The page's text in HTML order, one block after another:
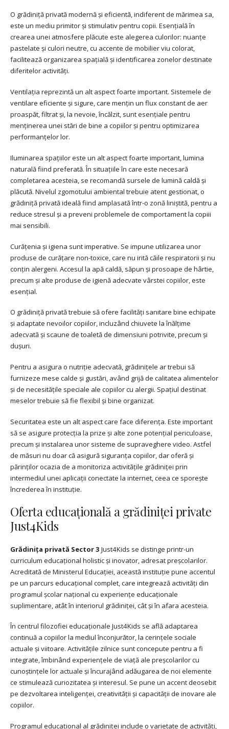
O grădiniță privată modernă și eficientă, indiferent de mărimea sa,
este un mediu primitor și stimulativ pentru copii. Esențială în
crearea unei atmosfere plăcute este alegerea culorilor: nuanțe
pastelate și culori neutre, cu accente de mobilier viu colorat,
facilitează organizarea spațială și identificarea zonelor destinate
diferitelor activități.
Ventilația reprezintă un alt aspect foarte important. Sistemele de
ventilare eficiente și sigure, care mențin un flux constant de aer
proaspăt, filtrat și, la nevoie, încălzit, sunt esențiale pentru
menținerea unei stări de bine a copiilor și pentru optimizarea
performanțelor lor.
Iluminarea spațiilor este un alt aspect foarte important, lumina
naturală fiind preferată. În situațiile în care este necesară
completarea acesteia, se recomandă sursele de lumină caldă și
plăcută. Nivelul zgomotului ambiental trebuie atent gestionat, o
grădiniță privată ideală fiind amplasată într-o zonă liniștită, pentru a
reduce stresul și a preveni problemele de comportament la copiii
mai sensibili.
Curățenia și igiena sunt imperative. Se impune utilizarea unor
produse de curățare non-toxice, care nu irită căile respiratorii și nu
conțin alergeni. Accesul la apă caldă, săpun și prosoape de hârtie,
precum și alte produse de igienă adecvate vârstei copiilor, este
esențial.
O grădiniță privată trebuie să ofere facilități sanitare bine echipate
și adaptate nevoilor copiilor, incluzând chiuvete la înălțime
adecvată și scaune de toaletă de dimensiuni potrivite, precum și
dușuri.
Pentru a asigura o nutriție adecvată, grădinițele ar trebui să
furnizeze mese calde și gustări, având grijă de calitatea alimentelor
și de necesitățile speciale ale copiilor cu alergii. Spațiul destinat
meselor trebuie să fie flexibil și bine organizat.
Securitatea este un alt aspect care face diferența. Este important
să se asigure protecția la prize și alte zone potențial periculoase,
precum și instalarea unor sisteme de supraveghere video. Astfel
de măsuri nu doar că asigură siguranța copiilor, dar oferă și
părinților ocazia de a monitoriza activitățile grădiniței prin
intermediul unei aplicații conectate la internet, ceea ce sporește
încrederea în instituție.
Oferta educațională a grădiniței private
Just4Kids
Grădinița privată Sector 3 Just4Kids se distinge printr-un
curriculum educațional holistic și inovator, adresat preșcolarilor.
Acreditată de Ministerul Educației, această instituție pune accentul
pe un parcurs educațional complet, care integrează activități din
programul școlar național cu experiențe educaționale
suplimentare, atât în interiorul grădiniței, cât și în afara acesteia.
În centrul filozofiei educaționale Just4Kids se află adaptarea
continuă a copiilor la mediul înconjurător, la cerințele sociale
actuale și viitoare. Activitățile zilnice sunt concepute pentru a fi
integrate, îmbinând experiențele de viață ale preșcolarilor cu
cunoștințele lor actuale și încurajând adăugarea de noi elemente
ce stimulează curiozitatea și interesul. Se pune un accent deosebit
pe dezvoltarea inteligenței, creativității și capacității de inovare ale
copiilor.
Programul educațional al grădiniței include o varietate de activități,